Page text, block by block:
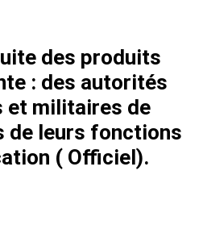
des produits
: des autorités
et militaires de
de leurs fonctions
( Officiel).